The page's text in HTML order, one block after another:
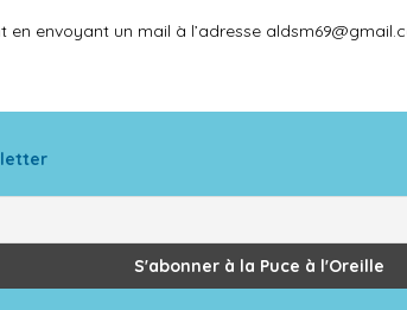
en envoyant un mail à l’adresse